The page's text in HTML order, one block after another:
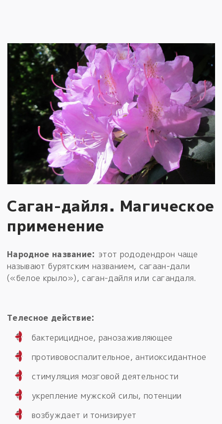
Саган-дайля. Магическое
применение
Народное название: этот рододендрон чаще
называют бурятским названием, сагаан-дали
(«белое крыло»), саган-дайля или сагандаля.
Телесное действие:
бактерицидное, ранозаживляющее
противовоспалительное, антиоксидантное
стимуляция мозговой деятельности
укрепление мужской силы, потенции
возбуждает и тонизирует